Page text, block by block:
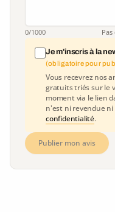
0/1000
Je m'inscris à la
(obligatoire pour
Vous recevrez nos
gratuits triés sur le
moment via le lien
n'est ni revendue ni
confidentialité.
Publier mon avis